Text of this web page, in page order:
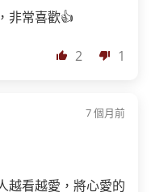
非常喜歡👍
2 1
7 個月前
越看越愛，將心愛的